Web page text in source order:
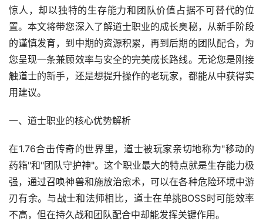
惊人，却以独特的生存能力和团队价值占据不可替代的位
置。本文将带您深入了解道士职业的成长奥秘，从新手阶段
的谨慎发育，到中期的资源积累，再到后期的团队配合，为
您呈现一条兼顾效率与安全的完美成长路线。无论您是刚接
触道士的新手，还是想提升操作的老玩家，都能从中获得实
用建议。
一、道士职业的核心优势解析
在1.76合击传奇的世界里，道士被玩家亲切地称为"移动的
药箱"和"团队守护神"。这个职业最大的特点就是生存能力极
强，通过召唤神兽和施放治愈术，可以在各种危险环境中游
刃有余。与战士和法师相比，道士在单挑BOSS时可能效率
不高，但在持久战和团队配合中却能发挥关键作用。